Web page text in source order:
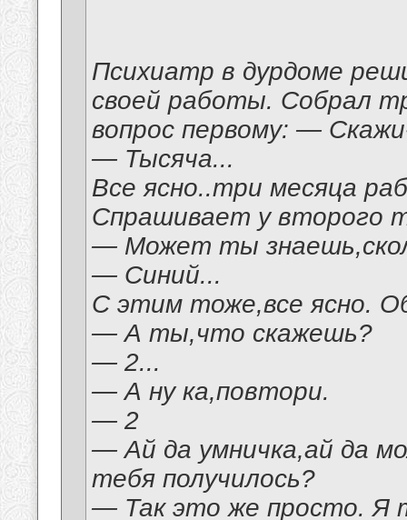
Психиатр в дурдоме
своей работы. Собрал
вопрос первому: —
— Тысяча...
Все ясно..три месяца
Спрашивает у второго
— Может ты
— Синий...
С этим тоже,все ясно.
— А ты,что скажешь?
— 2...
— А ну ка,повтори.
— 2
— Ай да умничка,ай да
тебя получилось?
— Так это же просто. Я